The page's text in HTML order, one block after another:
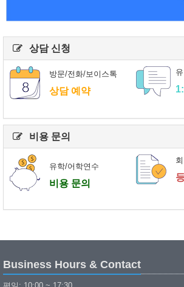
상담 신청
방문/전화/보이스톡
상담 예약
비용 문의
유학/어학연수
비용 문의
Business Hours & Contact